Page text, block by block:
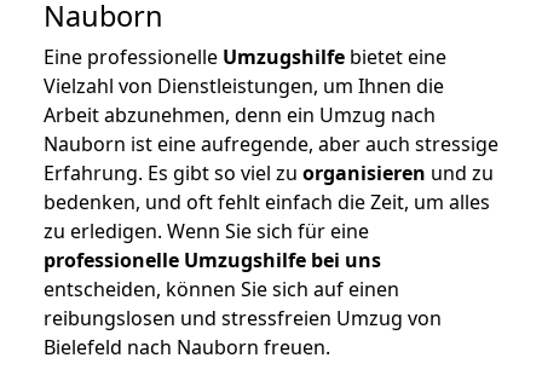
Nauborn
Eine professionelle Umzugshilfe bietet eine
Vielzahl von Dienstleistungen, um Ihnen die
Arbeit abzunehmen, denn ein Umzug nach
Nauborn ist eine aufregende, aber auch stressige
Erfahrung. Es gibt so viel zu organisieren und zu
bedenken, und oft fehlt einfach die Zeit, um alles
zu erledigen. Wenn Sie sich für eine
professionelle Umzugshilfe bei uns
entscheiden, können Sie sich auf einen
reibungslosen und stressfreien Umzug von
Bielefeld nach Nauborn freuen.